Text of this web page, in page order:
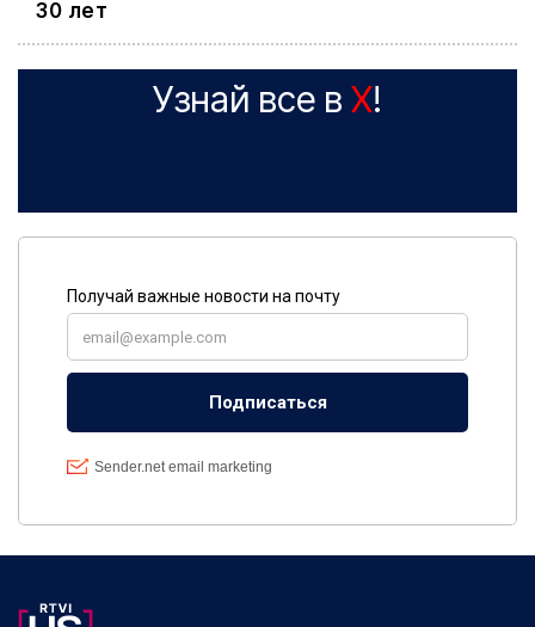
30 лет
Узнай все в X!